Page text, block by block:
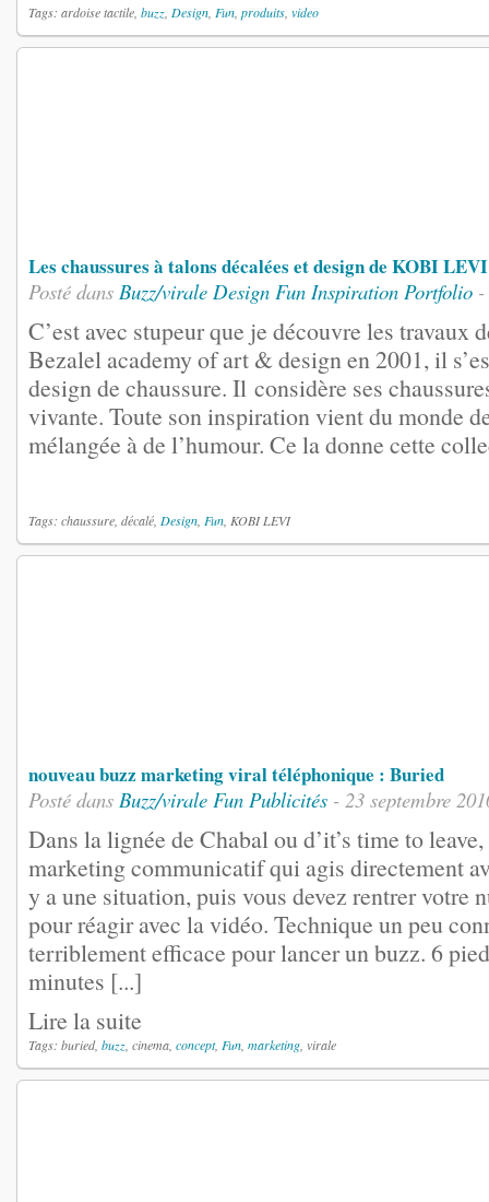
Tags: ardoise tactile, buzz Design Fun produits video
Les chaussures à talons décalées et design de KOBI LEVI
Posté dans Buzz/virale Design Fun Inspiration Portfolio
C’est avec stupeur que je découvre les travaux
Bezalel academy of art & design en 2001, il
design de chaussure. Il considère ses
vivante. Toute son inspiration vient du monde
mélangée à de l’humour. Ce la donne cette
Tags: chaussure, décalé, Design Fun , KOBI LEVI
nouveau buzz marketing viral téléphonique : Buried
Posté dans Buzz/virale Fun Publicités - 23 septembre
Dans la lignée de Chabal ou d’it’s time to
marketing communicatif qui agis directement
y a une situation, puis vous devez rentrer votre
pour réagir avec la vidéo. Technique un peu
terriblement efficace pour lancer un buzz. 6
minutes [...]
Lire la suite
Tags: buried, buzz , cinema, concept, Fun marketing , virale